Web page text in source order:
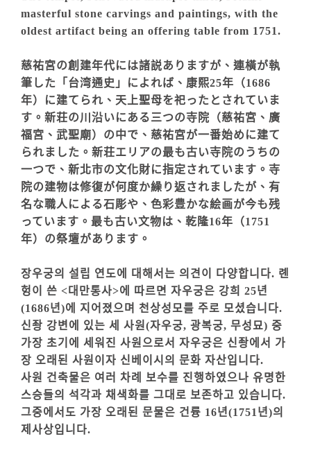
masterful stone carvings and paintings, with the
oldest artifact being an offering table from 1751.
慈祐宮の創建年代には諸説ありますが、連橫が執
筆した「台湾通史」によれば、康熙25年（1686
年）に建てられ、天上聖母を祀ったとされていま
す。新荘の川沿いにある三つの寺院（慈祐宮、廣
福宮、武聖廟）の中で、慈祐宮が一番始めに建て
られました。新荘エリアの最も古い寺院のうちの
一つで、新北市の文化財に指定されています。寺
院の建物は修復が何度か繰り返されましたが、有
名な職人による石彫や、色彩豊かな絵画が今も残
っています。最も古い文物は、乾隆16年（1751
年）の祭壇があります。
장우궁의 설립 연도에 대해서는 의견이 다양합니다. 롄
헝이 쓴 <대만통사>에 따르면 자우궁은 강희 25년
(1686년)에 지어졌으며 천상성모를 주로 모셨습니다.
신좡 강변에 있는 세 사원(자우궁, 광복궁, 무성묘) 중
가장 초기에 세워진 사원으로서 자우궁은 신좡에서 가
장 오래된 사원이자 신베이시의 문화 자산입니다.
사원 건축물은 여러 차례 보수를 진행하였으나 유명한
스승들의 석각과 채색화를 그대로 보존하고 있습니다.
그중에서도 가장 오래된 문물은 건륭 16년(1751년)의
제사상입니다.